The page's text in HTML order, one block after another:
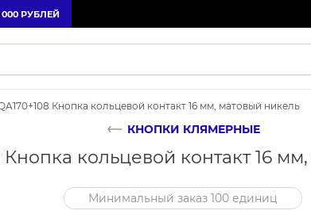
РУБЛЕЙ
Кнопка кольцевой контакт 16 мм, матовый никель
КНОПКИ КЛЯМЕРНЫЕ
Кнопка кольцевой контакт 16
Минимальный заказ 100 единиц